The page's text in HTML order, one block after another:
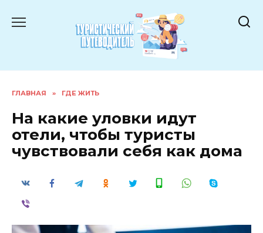
ГЛАВНАЯ » ГДЕ ЖИТЬ
На какие уловки идут
отели, чтобы туристы
чувствовали себя как дома